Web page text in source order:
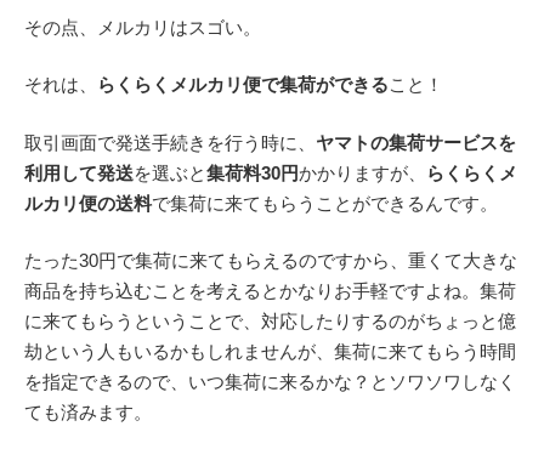
その点、メルカリはスゴい。
それは、 らくらくメルカリ便で集荷ができること！
取引画面で発送手続きを行う時に、 ヤマトの集荷サービスを
利用して発送を選ぶと集荷料30円かかりますが、
らくらくメ
ルカリ便の送料で集荷に来てもらうことができるんです。
たった30円で集荷に来てもらえるのですから、重くて大きな
商品を持ち込むことを考えるとかなりお手軽ですよね。集荷
に来てもらうということで、対応したりするのがちょっと億
劫という人もいるかもしれませんが、集荷に来てもらう時間
を指定できるので、いつ集荷に来るかな？とソワソワしなく
ても済みます。